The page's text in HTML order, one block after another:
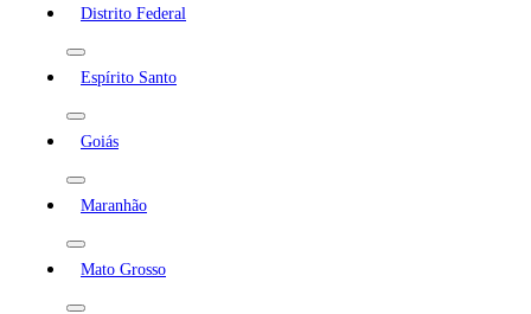
Distrito Federal
Espírito Santo
Goiás
Maranhão
Mato Grosso